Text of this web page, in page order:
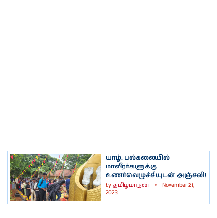
யாழ். பல்கலையில்
மாவீரர்களுக்கு
உணர்வெழுச்சியுடன் அஞ்சலி!
byதமிழ்மாறன்
November 21,
2023